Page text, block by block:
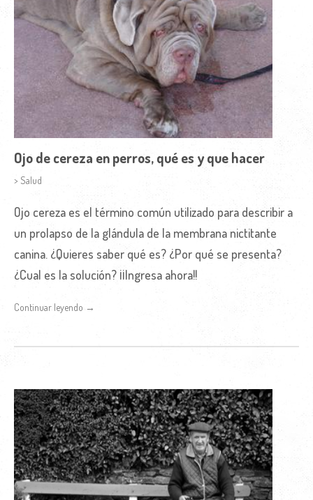
Ojo de cereza en perros, qué es y que hacer
> Salud
Ojo cereza es el término común utilizado para describir a
un prolapso de la glándula de la membrana nictitante
canina. ¿Quieres saber qué es? ¿Por qué se presenta?
¿Cual es la solución? ¡¡Ingresa ahora!!
Continuar leyendo →